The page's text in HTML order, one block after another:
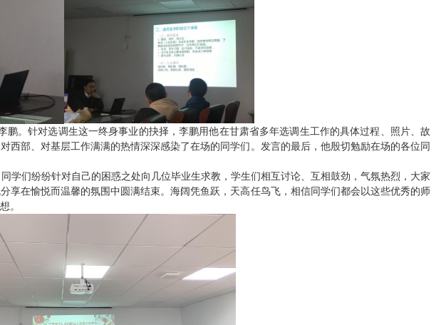
鹏。针对选调生这一终身事业的抉择，李鹏用他在甘肃省多年选调生工作的具体过程、照片、故
西部、对基层工作满满的热情深深感染了在场的同学们。发言的最后，他殷切勉励在场的各位同
学们纷纷针对自己的困惑之处向几位毕业生求教，学生们相互讨论、互相鼓劲，气氛热烈，大家
享在愉悦而温馨的氛围中圆满结束。海阔凭鱼跃，天高任鸟飞，相信同学们都会以这些优秀的师
。